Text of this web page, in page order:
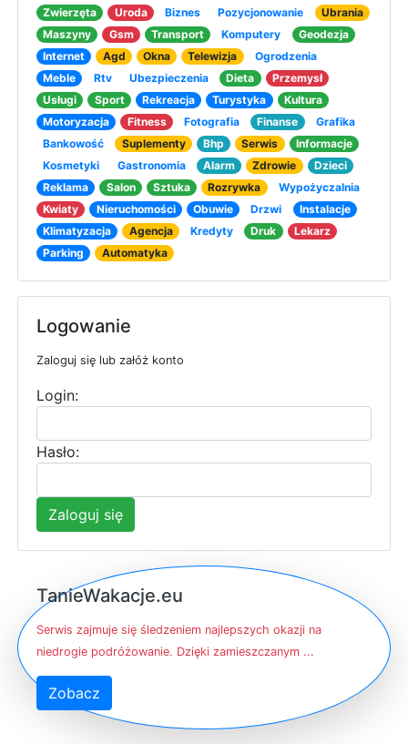
Zwierzęta
Uroda Biznes Pozycjonowanie
Ubrania
Maszyny
Gsm Transport Komputery
Geodezja
Internet
Agd Okna Telewizja
Ogrodzenia
Meble
Rtv Ubezpieczenia Dieta
Przemysł
Usługi
Sport Rekreacja Turystyka
Kultura
Motoryzacja
Fitness Fotografia Finanse
Grafika
Bankowość
Suplementy Bhp Serwis
Informacje
Kosmetyki
Gastronomia Alarm Zdrowie
Dzieci
Reklama
Salon Sztuka Rozrywka
Wypożyczalnia
Kwiaty
Nieruchomości Obuwie Drzwi
Instalacje
Klimatyzacja
Agencja Kredyty Druk
Lekarz
Parking
Automatyka
Logowanie
Zaloguj się lub załóż konto
Login:
Hasło:
Zaloguj się
TanieWakacje.eu
Serwis zajmuje się śledzeniem najlepszych okazji na
niedrogie podróżowanie. Dzięki zamieszczanym ...
Zobacz